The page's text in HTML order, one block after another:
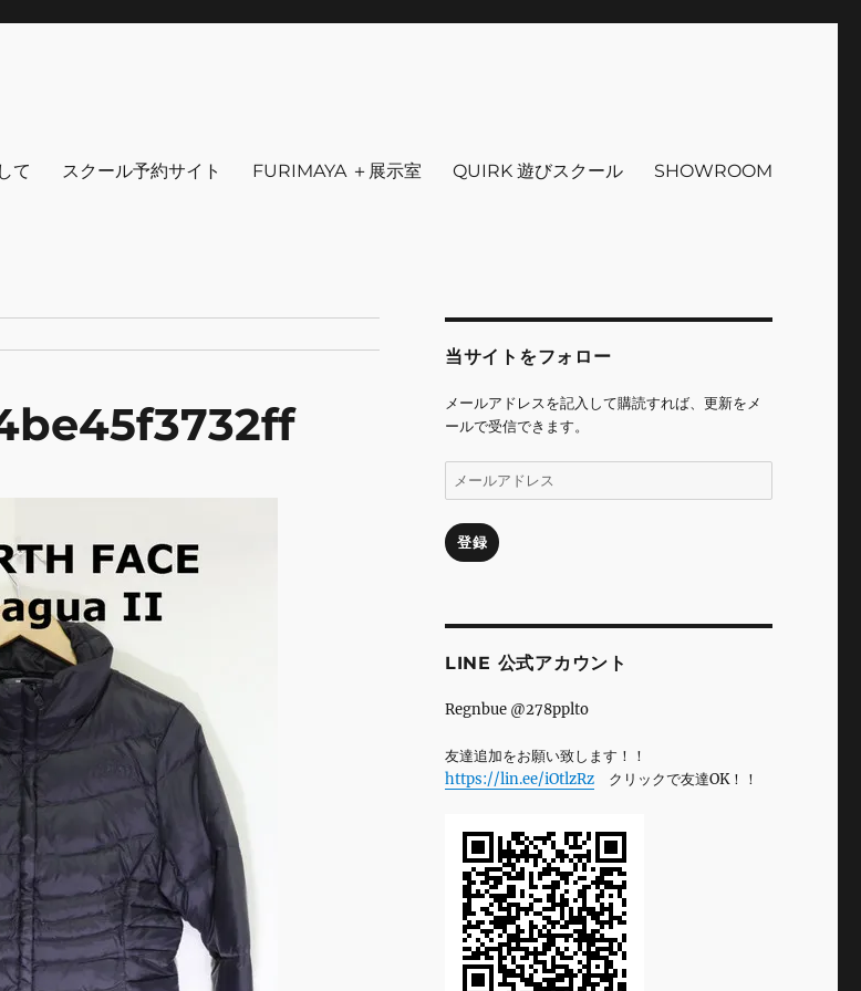
て スクール予約サイト FURIMAYA ＋展示室 QUIRK 遊びスクール SHOWROOM
当サイトをフォロー
メールアドレスを記入して購読すれば、更新をメ
ールで受信できます。
ー
ア
ド
登録
LINE 公式アカウント
Regnbue @278pplto
友達追加をお願い致します！！
https://lin.ee/iOtlzRzクリックで友達OK！！